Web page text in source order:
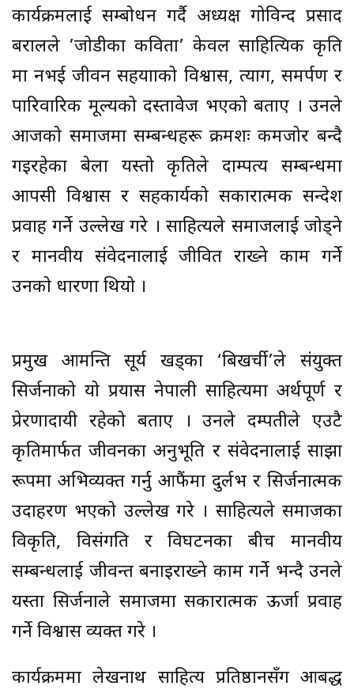
कार्यक्रमलाई सम्बोधन गर्दै अध्यक्ष गोविन्द प्रसाद
बरालले ’जोडीका कविता’ केवल साहित्यिक कृति
मात्र नभई जीवन सहयात्राको विश्वास, त्याग, समर्पण र
पारिवारिक मूल्यको दस्तावेज भएको बताए । उनले
आजको समाजमा सम्बन्धहरू क्रमशः कमजोर बन्दै
गइरहेका बेला यस्तो कृतिले दाम्पत्य सम्बन्धमा
आपसी विश्वास र सहकार्यको सकारात्मक सन्देश
प्रवाह गर्ने उल्लेख गरे । साहित्यले समाजलाई जोड्ने
र मानवीय संवेदनालाई जीवित राख्ने काम गर्ने
उनको धारणा थियो ।
प्रमुख आमन्त्रित सूर्य खड्का ‘बिखर्ची’ले संयुक्त
सिर्जनाको यो प्रयास नेपाली साहित्यमा अर्थपूर्ण र
प्रेरणादायी रहेको बताए । उनले दम्पतीले एउटै
कृतिमार्फत जीवनका अनुभूति र संवेदनालाई साझा
रूपमा अभिव्यक्त गर्नु आफैंमा दुर्लभ र सिर्जनात्मक
उदाहरण भएको उल्लेख गरे । साहित्यले समाजका
विकृति, विसंगति र विघटनका बीच मानवीय
सम्बन्धलाई जीवन्त बनाइराख्ने काम गर्ने भन्दै उनले
यस्ता सिर्जनाले समाजमा सकारात्मक ऊर्जा प्रवाह
गर्ने विश्वास व्यक्त गरे ।
कार्यक्रममा लेखनाथ साहित्य प्रतिष्ठानसँग आबद्ध